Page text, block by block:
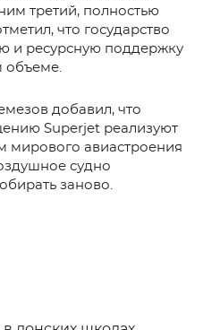
третий, полностью
что государство
и ресурсную поддержку
объеме.
добавил, что
Superjet реализуют
мирового авиастроения
судно
заново.